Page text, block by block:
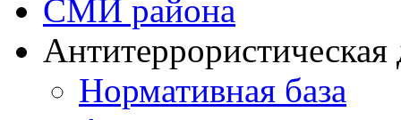
СМИ района
Антитеррористическая
Нормативная база